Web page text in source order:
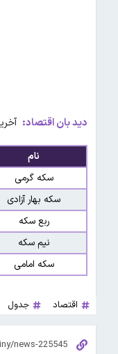
دید بان اقتصاد:
نام
سکه گرمی
سکه بهار آزادی
ربع سکه
نیم سکه
سکه امامی
اقتصاد جدول